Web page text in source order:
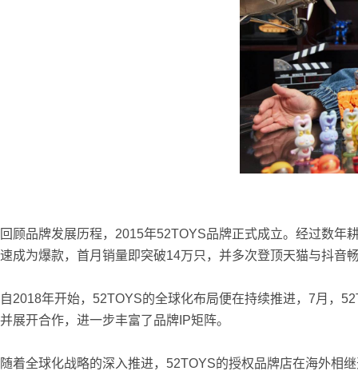
回顾品牌发展历程，2015年52TOYS品牌正式成立。经过数年
速成为爆款，首月销量即突破14万只，并多次登顶天猫与抖音
自2018年开始，52TOYS的全球化布局便在持续推进，7月，
并展开合作，进一步丰富了品牌IP矩阵。
随着全球化战略的深入推进，52TOYS的授权品牌店在海外相